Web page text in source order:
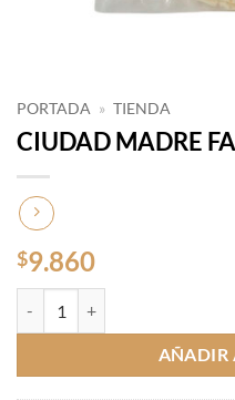
PORTADA » TIENDA
CIUDAD MADRE
$9.860
AÑADIR